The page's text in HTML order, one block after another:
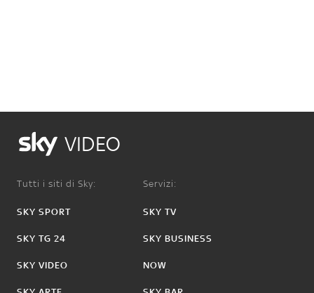
VIDEO
Tutti i siti di Sky:
SKY SPORT
SKY TG 24
SKY VIDEO
Servizi:
SKY TV
SKY BUSINESS
NOW